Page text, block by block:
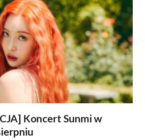
Koncert Sunmi w